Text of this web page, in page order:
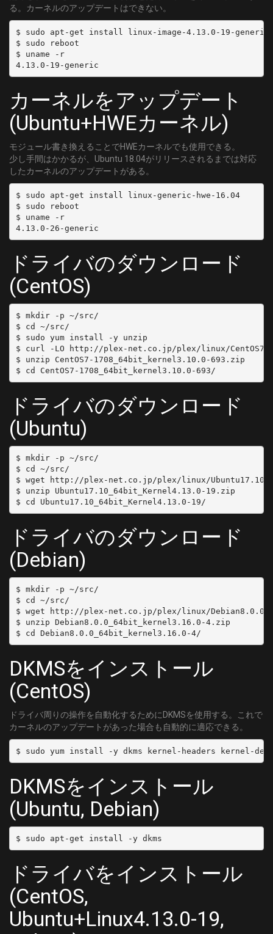
る。カーネルのアップデートはできない。
$ sudo apt-get install linux-image-4.13.0-19-generic
$ sudo reboot
$ uname -r
カーネルをアップデート
(Ubuntu+HWEカーネル)
モジュール書き換えることでHWEカーネルでも使用できる。
少し手間はかかるが、Ubuntu 18.04がリリースされるまでは対応
したカーネルのアップデートがある。
$ sudo apt-get install linux-generic-hwe-16.04
$ sudo reboot
$ uname -r
ドライバのダウンロード
(CentOS)
$ mkdir -p ~/src/
$ cd ~/src/
$ sudo yum install -y unzip
$ curl -LO http://plex-net.co.jp/plex/linux/CentOS7-
$ unzip CentOS7-1708_64bit_kernel3.10.0-693.zip
ドライバのダウンロード
(Ubuntu)
$ mkdir -p ~/src/
$ cd ~/src/
$ wget http://plex-net.co.jp/plex/linux/
$ unzip Ubuntu17.10_64bit_Kernel4.13.0-19.zip
ドライバのダウンロード
(Debian)
$ mkdir -p ~/src/
$ cd ~/src/
$ wget http://plex-net.co.jp/plex/linux/
$ unzip Debian8.0.0_64bit_kernel3.16.0-4.zip
DKMSをインストール
(CentOS)
ドライバ周りの操作を自動化するためにDKMSを使用する。これで
カーネルのアップデートがあった場合も自動的に適応できる。
DKMSをインストール
(Ubuntu, Debian)
ドライバをインストール
(CentOS,
Ubuntu+Linux4.13.0-19,